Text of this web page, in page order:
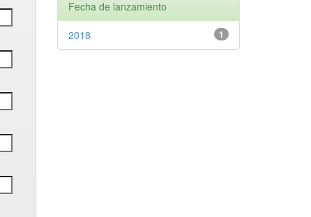
Fecha de lanzamiento
1
2018